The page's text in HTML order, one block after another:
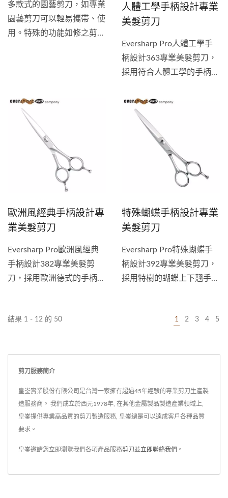
多款式的園藝剪刀，如專業
園藝剪刀可以輕易攜帶、使
用。特殊的功能如修之剪
人體工學手柄設計專業
美髮剪刀
Eversharp Pro人體工學手
柄設計363專業美髮剪刀，
採用符合人體工學的手柄設
片。使用日本傳統的製作方
式打造極致鋒利的刀片，非
常適合美容師愈來呈現其精
確的切割技術。剪刀鋒利到
可輕鬆滑過頭髮，實現無縫
隙剪裁。刀片由優質日本不
歐洲風經典手柄設計專
業美髮剪刀
Eversharp Pro歐洲風經典
手柄設計382專業美髮剪
刀，採用歐洲德式的手柄設
利刀片設計，非常適合美容
刀片由優質日本不銹鋼...
特殊蝴蝶手柄設計專業
美髮剪刀
Eversharp Pro特殊蝴蝶手
柄設計392專業美髮剪刀，
採用特樹的蝴蝶上下翹手柄
結果 1 - 12 的 50 1 2 3 4 5
剪刀服務簡介
皇崟實業股份有限公司是台灣一家擁有超過45年經驗的專業剪刀生產製
造服務商。 我們成立於西元1978年, 在其他金屬製品製造產業領域上,
皇崟提供專業高品質的剪刀製造服務, 皇崟總是可以達成客戶各種品質
要求。
皇崟邀請您立即瀏覽我們各項產品服務剪刀並立即聯絡我們 。